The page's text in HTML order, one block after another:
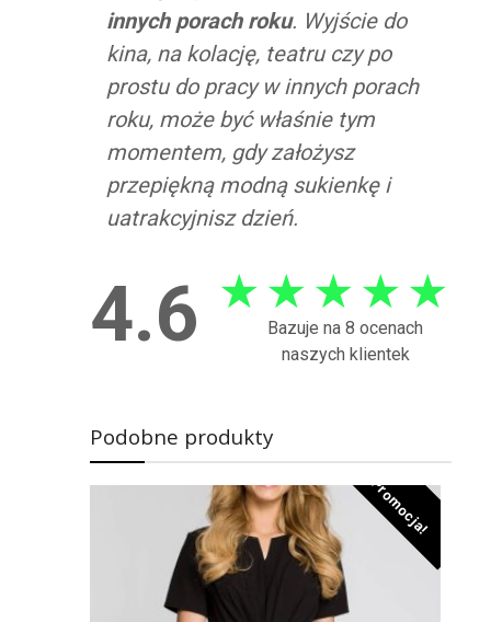
innych porach roku. Wyjście do
kina, na kolację, teatru czy po
prostu do pracy w innych porach
roku, może być właśnie tym
momentem, gdy założysz
przepiękną modną sukienkę i
uatrakcyjnisz dzień.
4.6 ★ ★ ★ ★ ★
Bazuje na 8 ocenach
naszych klientek
Podobne produkty
Promocja!